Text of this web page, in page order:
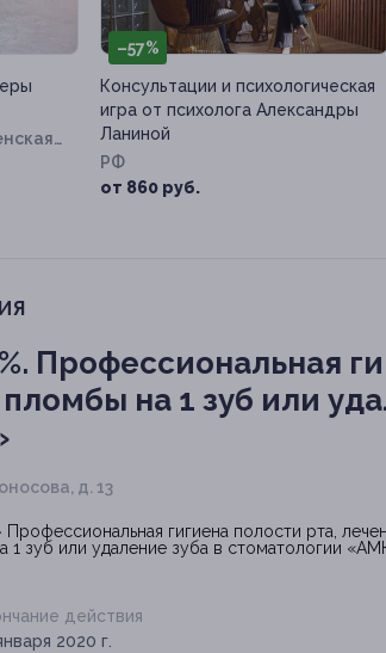
–57%
Консультации и психологическая
игра от психолога Александры
Ланиной
РФ
от 860 руб.
Профессиональная
пломбы на 1 зуб или
д. 13
действия
2020 г.